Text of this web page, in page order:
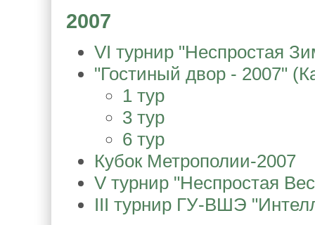
2007
VI турнир "Неспростая
"Гостиный двор - 2007"
1 тур
3 тур
6 тур
Кубок Метрополии-2007
V турнир "Неспростая
III турнир ГУ-ВШЭ